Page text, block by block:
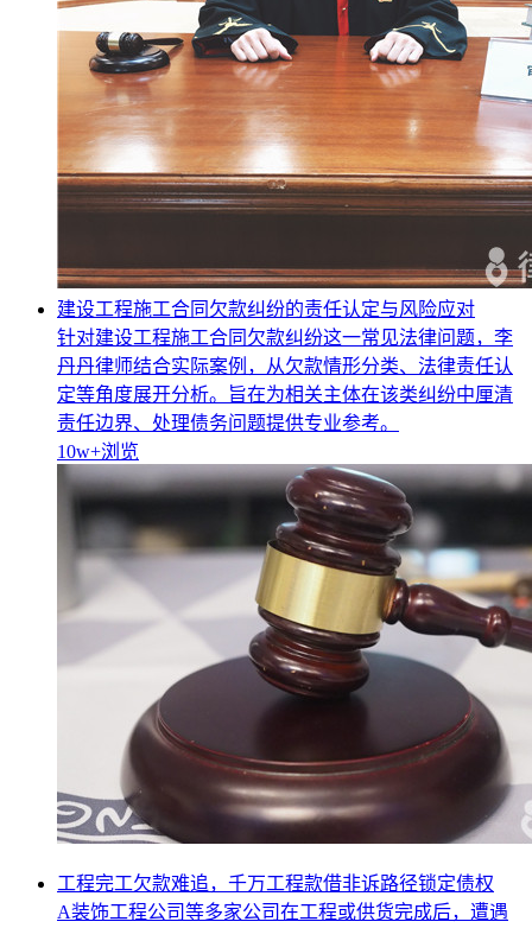
建设工程施工合同欠款纠纷的责任认定与风险应对
针对建设工程施工合同欠款纠纷这一常见法律问题，李
丹丹律师结合实际案例，从欠款情形分类、法律责任认
定等角度展开分析。旨在为相关主体在该类纠纷中厘清
责任边界、处理债务问题提供专业参考。
10w+浏览
工程完工欠款难追，千万工程款借非诉路径锁定债权
A装饰工程公司等多家公司在工程或供货完成后，遭遇